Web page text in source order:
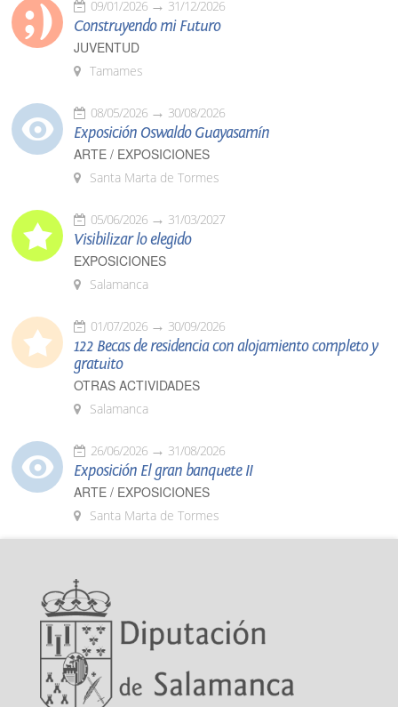
09/01/2026 31/12/2026
Construyendo mi Futuro
JUVENTUD
Tamames
08/05/2026 30/08/2026
Exposición Oswaldo Guayasamín
ARTE / EXPOSICIONES
Santa Marta de Tormes
05/06/2026 31/03/2027
Visibilizar lo elegido
EXPOSICIONES
Salamanca
01/07/2026 30/09/2026
122 Becas de residencia con alojamiento completo y
gratuito
OTRAS ACTIVIDADES
Salamanca
26/06/2026 31/08/2026
Exposición El gran banquete II
ARTE / EXPOSICIONES
Santa Marta de Tormes